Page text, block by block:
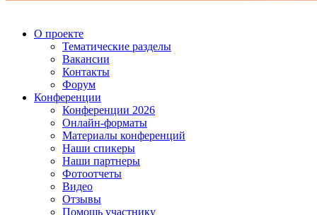
О проекте
Тематические разделы
Вакансии
Контакты
Форум
Конференции
Конференции 2026
Онлайн-форматы
Материалы конференций
Наши спикеры
Наши партнеры
Фотоотчеты
Видео
Отзывы
Помощь участнику